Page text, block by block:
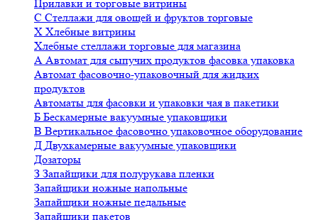
Прилавки и торговые витрины
С Стеллажи для овощей и фруктов торговые
Х Хлебные витрины
Хлебные стеллажи торговые для магазина
А Автомат для сыпучих продуктов фасовка упаковка
Автомат фасовочно-упаковочный для жидких
продуктов
Автоматы для фасовки и упаковки чая в пакетики
Б Бескамерные вакуумные упаковщики
В Вертикальное фасовочно упаковочное оборудование
Д Двухкамерные вакуумные упаковщики
Дозаторы
З Запайщики для полурукава пленки
Запайщики ножные напольные
Запайщики ножные педальные
Запайщики пакетов